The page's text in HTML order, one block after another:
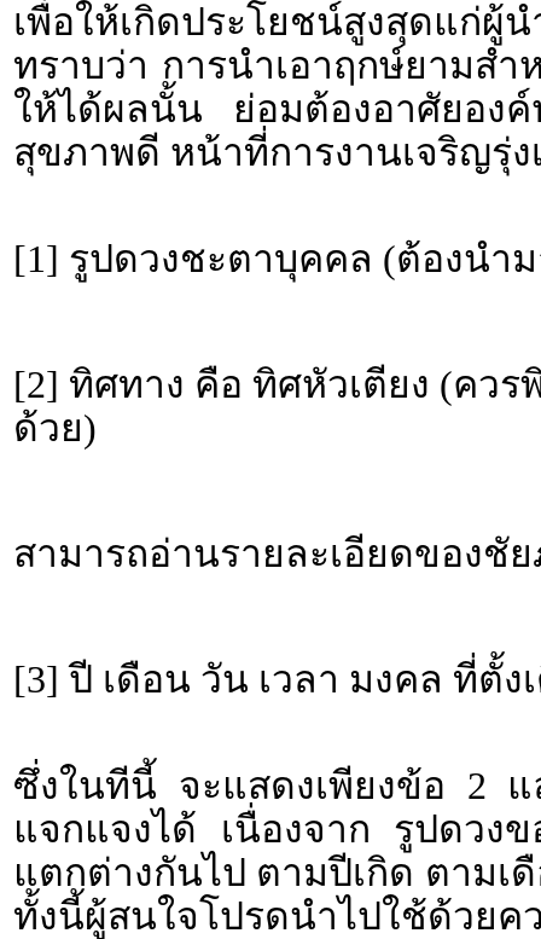
เพื่อให้เกิดประโยชน์สูงสุดแก่
ทราบว่า การนำเอาฤกษ์ยามสำ
ให้ได้ผลนั้น ย่อมต้องอาศัยอง
สุขภาพดี หน้าที่การงานเจริญรุ่ง
[1] รูปดวงชะตาบุคคล (ต้องนำ
[2] ทิศทาง คือ ทิศหัวเตียง (คว
ด้วย)
สามารถอ่านรายละเอียดของชั
[3] ปี เดือน วัน เวลา มงคล ที่ตั้ง
ซึ่งในทีนี้ จะแสดงเพียงข้อ 2
แจกแจงได้ เนื่องจาก รูปดวง
แตกต่างกันไป ตามปีเกิด ตามเ
ทั้งนี้ผู้สนใจโปรดนำไปใช้ด้วยค